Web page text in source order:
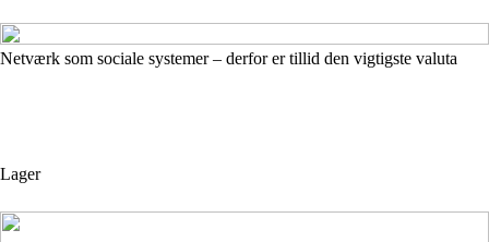
Netværk som sociale systemer – derfor er tillid den vigtigste valuta
Lager